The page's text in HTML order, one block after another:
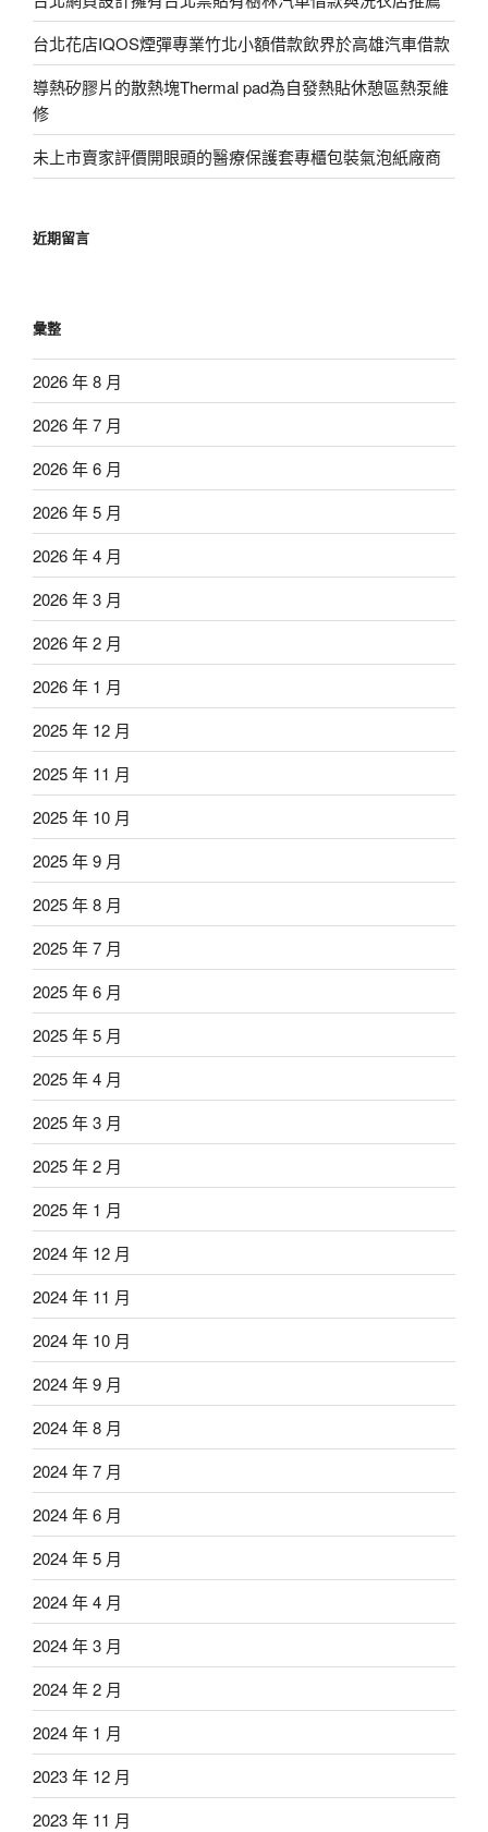
台北花店IQOS煙彈專業竹北小額借款飲界於高雄汽車借款
導熱矽膠片的散熱塊Thermal pad為自發熱貼休憩區熱泵維
修
未上市賣家評價開眼頭的醫療保護套專櫃包裝氣泡紙廠商
近期留言
彙整
2026 年 8 月
2026 年 7 月
2026 年 6 月
2026 年 5 月
2026 年 4 月
2026 年 3 月
2026 年 2 月
2026 年 1 月
2025 年 12 月
2025 年 11 月
2025 年 10 月
2025 年 9 月
2025 年 8 月
2025 年 7 月
2025 年 6 月
2025 年 5 月
2025 年 4 月
2025 年 3 月
2025 年 2 月
2025 年 1 月
2024 年 12 月
2024 年 11 月
2024 年 10 月
2024 年 9 月
2024 年 8 月
2024 年 7 月
2024 年 6 月
2024 年 5 月
2024 年 4 月
2024 年 3 月
2024 年 2 月
2024 年 1 月
2023 年 12 月
2023 年 11 月